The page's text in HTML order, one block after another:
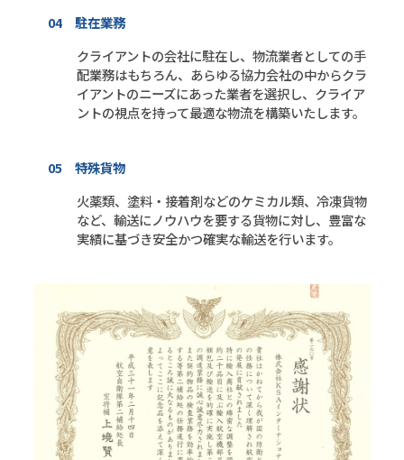
04 駐在業務
クライアントの会社に駐在し、物流業者としての手
配業務はもちろん、あらゆる協力会社の中からクラ
イアントのニーズにあった業者を選択し、クライア
ントの視点を持って最適な物流を構築いたします。
05 特殊貨物
火薬類、塗料・接着剤などのケミカル類、冷凍貨物
など、輸送にノウハウを要する貨物に対し、豊富な
実績に基づき安全かつ確実な輸送を行います。